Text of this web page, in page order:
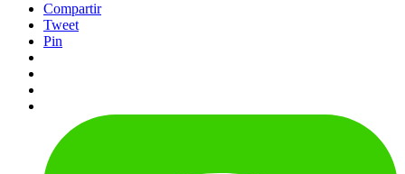
Compartir
Tweet
Pin